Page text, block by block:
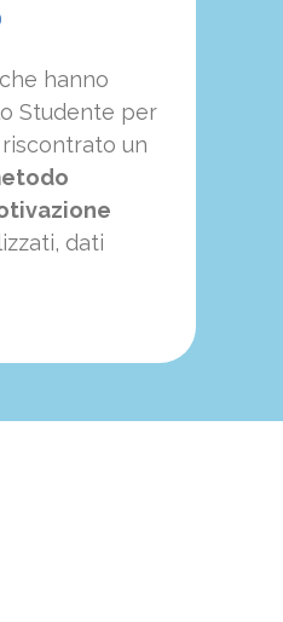
che hanno
Studente per
un
dati